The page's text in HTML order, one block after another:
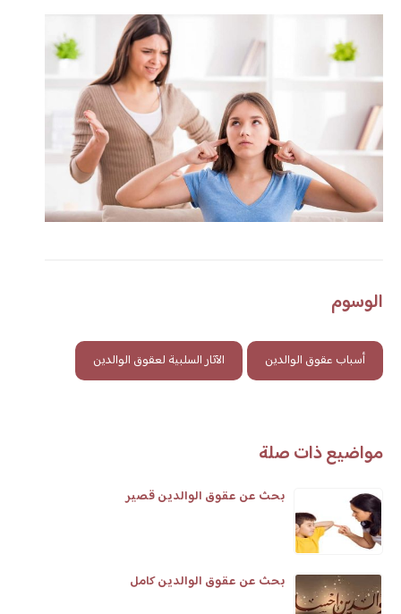
الوسوم
أسباب عقوق الوالدين الآثار السلبية لعقوق الوالدين
مواضيع ذات صلة
بحث عن عقوق الوالدين قصير
بحث عن عقوق الوالدين كامل